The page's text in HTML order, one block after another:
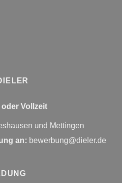
oder Vollzeit
und Mettingen
an: bewerbung@dieler.de